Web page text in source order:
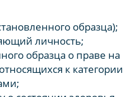
образца);
личность;
образца о праве на
к категории